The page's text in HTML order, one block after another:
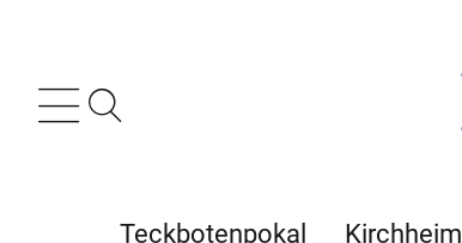
Teckbotenpokal Kirchheim